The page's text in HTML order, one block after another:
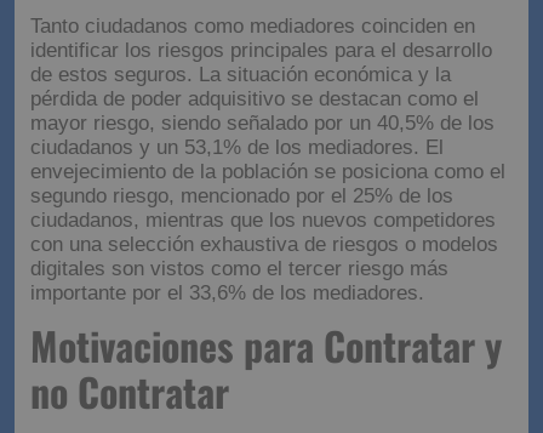
Tanto ciudadanos como mediadores coinciden en
identificar los riesgos principales para el desarrollo
de estos seguros. La situación económica y la
pérdida de poder adquisitivo se destacan como el
mayor riesgo, siendo señalado por un 40,5% de los
ciudadanos y un 53,1% de los mediadores. El
envejecimiento de la población se posiciona como el
segundo riesgo, mencionado por el 25% de los
ciudadanos, mientras que los nuevos competidores
con una selección exhaustiva de riesgos o modelos
digitales son vistos como el tercer riesgo más
importante por el 33,6% de los mediadores.
Motivaciones para Contratar y
no Contratar